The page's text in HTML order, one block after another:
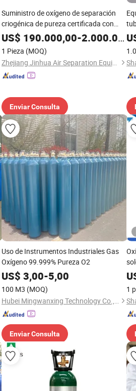
Suministro de oxígeno de separación
criogénica de pureza certificada con
integración de almacenamiento para
hospitales
US$ 190.000,00-2.000.000,00
1 Pieza (MOQ)
Zhejiang Jinhua Air Separation Equipment Co., Ltd
Enviar Consulta
Uso de Instrumentos Industriales Gas
Oxígeno 99.999% Pureza O2
US$ 3,00-5,00
100 M3 (MOQ)
Hubei Mingwanxing Technology Co., Ltd.
Enviar Consulta
1